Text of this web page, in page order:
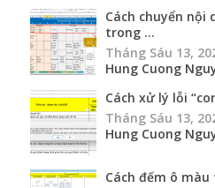
Cách chuyển
trong ...
Tháng Sáu 13,
Hung Cuong
Cách xử lý lỗi
Tháng Sáu 13,
Hung Cuong
Cách đếm ô